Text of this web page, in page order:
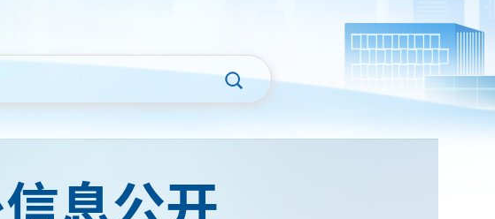
息公开